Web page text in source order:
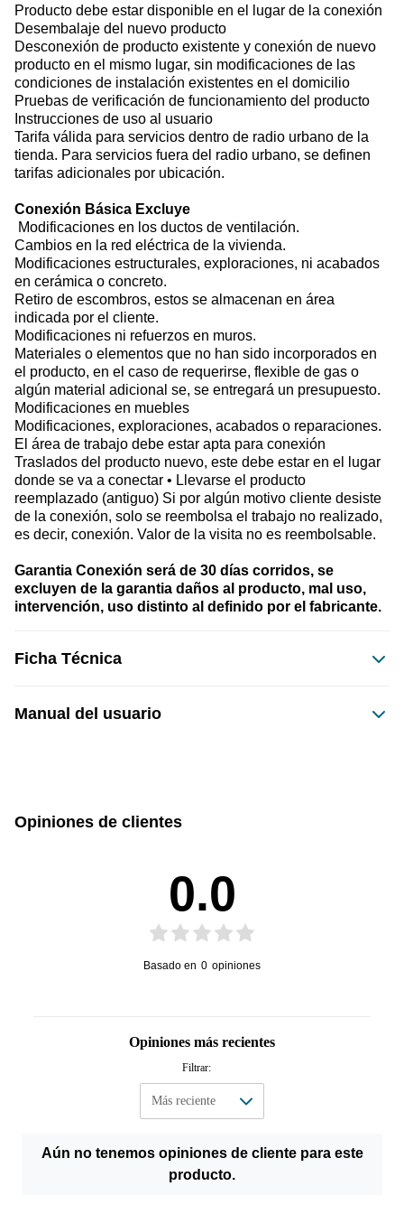
Producto debe estar disponible en el lugar de la conexión
Desembalaje del nuevo producto
Desconexión de producto existente y conexión de nuevo
producto en el mismo lugar, sin modificaciones de las
condiciones de instalación existentes en el domicilio
Pruebas de verificación de funcionamiento del producto
Instrucciones de uso al usuario
Tarifa válida para servicios dentro de radio urbano de la
tienda. Para servicios fuera del radio urbano, se definen
tarifas adicionales por ubicación.
Conexión Básica Excluye
Modificaciones en los ductos de ventilación.
Cambios en la red eléctrica de la vivienda.
Modificaciones estructurales, exploraciones, ni acabados
en cerámica o concreto.
Retiro de escombros, estos se almacenan en área
indicada por el cliente.
Modificaciones ni refuerzos en muros.
Materiales o elementos que no han sido incorporados en
el producto, en el caso de requerirse, flexible de gas o
algún material adicional se, se entregará un presupuesto.
Modificaciones en muebles
Modificaciones, exploraciones, acabados o reparaciones.
El área de trabajo debe estar apta para conexión
Traslados del producto nuevo, este debe estar en el lugar
donde se va a conectar • Llevarse el producto
reemplazado (antiguo) Si por algún motivo cliente desiste
de la conexión, solo se reembolsa el trabajo no realizado,
es decir, conexión. Valor de la visita no es reembolsable.
Garantia Conexión será de 30 días corridos, se
excluyen de la garantia daños al producto, mal uso,
intervención, uso distinto al definido por el fabricante.
Ficha Técnica
Manual del usuario
Opiniones de clientes
0.0
Basado en 0 opiniones
Opiniones más recientes
Filtrar:
Aún no tenemos opiniones de cliente para este
producto.